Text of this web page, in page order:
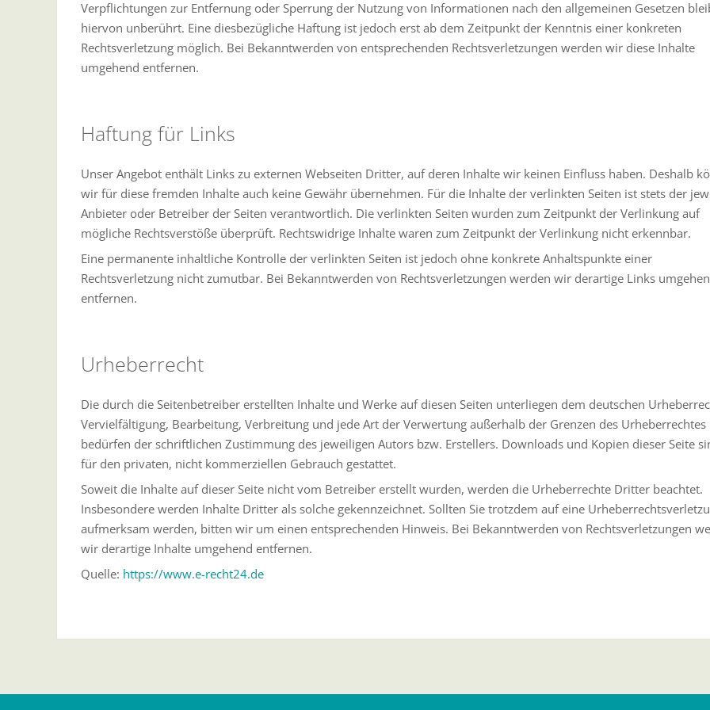
Verpflichtungen zur Entfernung oder Sperrung der Nutzung von Informationen nach den allgemeinen Gesetzen
hiervon unberührt. Eine diesbezügliche Haftung ist jedoch erst ab dem Zeitpunkt der Kenntnis einer konkreten
Rechtsverletzung möglich. Bei Bekanntwerden von entsprechenden Rechtsverletzungen werden wir diese Inhalte
umgehend entfernen.
Haftung für Links
Unser Angebot enthält Links zu externen Webseiten Dritter, auf deren Inhalte wir keinen Einfluss haben. Deshalb
wir für diese fremden Inhalte auch keine Gewähr übernehmen. Für die Inhalte der verlinkten Seiten ist stets der
Anbieter oder Betreiber der Seiten verantwortlich. Die verlinkten Seiten wurden zum Zeitpunkt der Verlinkung auf
mögliche Rechtsverstöße überprüft. Rechtswidrige Inhalte waren zum Zeitpunkt der Verlinkung nicht erkennbar.
Eine permanente inhaltliche Kontrolle der verlinkten Seiten ist jedoch ohne konkrete Anhaltspunkte einer
Rechtsverletzung nicht zumutbar. Bei Bekanntwerden von Rechtsverletzungen werden wir derartige Links
entfernen.
Urheberrecht
Die durch die Seitenbetreiber erstellten Inhalte und Werke auf diesen Seiten unterliegen dem deutschen
Vervielfältigung, Bearbeitung, Verbreitung und jede Art der Verwertung außerhalb der Grenzen des Urheberrechtes
bedürfen der schriftlichen Zustimmung des jeweiligen Autors bzw. Erstellers. Downloads und Kopien dieser Seite
für den privaten, nicht kommerziellen Gebrauch gestattet.
Soweit die Inhalte auf dieser Seite nicht vom Betreiber erstellt wurden, werden die Urheberrechte Dritter beachtet.
Insbesondere werden Inhalte Dritter als solche gekennzeichnet. Sollten Sie trotzdem auf eine
aufmerksam werden, bitten wir um einen entsprechenden Hinweis. Bei Bekanntwerden von Rechtsverletzungen
wir derartige Inhalte umgehend entfernen.
Quelle: https://www.e-recht24.de